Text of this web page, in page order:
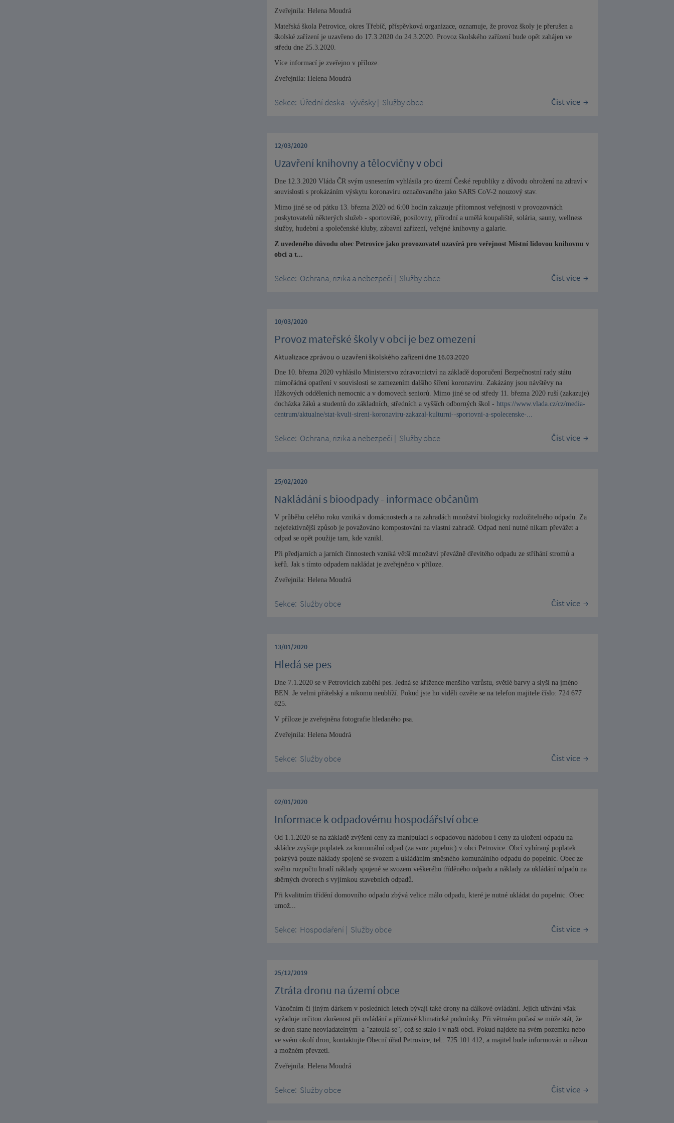
Zveřejnila: Helena Moudrá
Mateřská škola Petrovice, okres Třebíč, příspěvková organizace, oznamuje, že provoz školy je přerušen a
školské zařízení je uzavřeno do 17.3.2020 do 24.3.2020. Provoz školského zařízení bude opět zahájen ve
středu dne 25.3.2020.
Více informací je zveřejno v příloze.
Zveřejnila: Helena Moudrá
Sekce: Úřední deska - vývěsky| Služby obce Číst více
12/03/2020
Uzavření knihovny a tělocvičny v obci
Dne 12.3.2020 Vláda ČR svým usnesením vyhlásila pro území České republiky z důvodu ohrožení na zdraví v
souvislosti s prokázáním výskytu koronaviru označovaného jako SARS CoV-2 nouzový stav.
Mimo jiné se od pátku 13. března 2020 od 6:00 hodin zakazuje přítomnost veřejnosti v provozovnách
poskytovatelů některých služeb - sportoviště, posilovny, přírodní a umělá koupaliště, solária, sauny, wellness
služby, hudební a společenské kluby, zábavní zařízení, veřejné knihovny a galarie.
Z uvedeného důvodu obec Petrovice jako provozovatel uzavírá pro veřejnost Místní lidovou knihovnu v
obci a t...
Sekce: Ochrana, rizika a nebezpečí | Služby obce Číst více
10/03/2020
Provoz mateřské školy v obci je bez omezení
Aktualizace zprávou o uzavření školského zařízení dne 16.03.2020
Dne 10. března 2020 vyhlásilo Ministerstvo zdravotnictví na základě doporučení Bezpečnostní rady státu
mimořádná opatření v souvislosti se zamezením dalšího šíření koronaviru. Zakázány jsou návštěvy na
lůžkových odděleních nemocnic a v domovech seniorů. Mimo jiné se od středy 11. března 2020 ruší (zakazuje)
docházka žáků a studentů do základních, středních a vyšších odborných škol - https://www.vlada.cz/cz/media-
centrum/aktualne/stat-kvuli-sireni-koronaviru-zakazal-kulturni--sportovni-a-spolecenske-...
Sekce: Ochrana, rizika a nebezpečí | Služby obce Číst více
25/02/2020
Nakládání s bioodpady - informace občanům
V průběhu celého roku vzniká v domácnostech a na zahradách množství biologicky rozložitelného odpadu. Za
nejefektivnější způsob je považováno kompostování na vlastní zahradě. Odpad není nutné nikam převážet a
odpad se opět použije tam, kde vznikl.
Při předjarních a jarních činnostech vzniká větší množství převážně dřevitého odpadu ze stříhání stromů a
keřů. Jak s tímto odpadem nakládat je zveřejněno v příloze.
Zveřejnila: Helena Moudrá
Sekce: Služby obce Číst více
13/01/2020
Hledá se pes
Dne 7.1.2020 se v Petrovicích zaběhl pes. Jedná se křížence menšího vzrůstu, světlé barvy a slyší na jméno
BEN. Je velmi přátelský a nikomu neublíží. Pokud jste ho viděli ozvěte se na telefon majitele číslo: 724 677
825.
V příloze je zveřejněna fotografie hledaného psa.
Zveřejnila: Helena Moudrá
Sekce: Služby obce Číst více
02/01/2020
Informace k odpadovému hospodářství obce
Od 1.1.2020 se na základě zvýšení ceny za manipulaci s odpadovou nádobou i ceny za uložení odpadu na
skládce zvyšuje poplatek za komunální odpad (za svoz popelnic) v obci Petrovice. Obcí vybíraný poplatek
pokrývá pouze náklady spojené se svozem a ukládáním směsného komunálního odpadu do popelnic. Obec ze
svého rozpočtu hradí náklady spojené se svozem veškerého tříděného odpadu a náklady za ukládání odpadů na
sběrných dvorech s vyjímkou stavebních odpadů.
Při kvalitním třídění domovního odpadu zbývá velice málo odpadu, které je nutné ukládat do popelnic. Obec
umož...
Sekce: Hospodaření | Služby obce Číst více
25/12/2019
Ztráta dronu na území obce
Vánočním či jiným dárkem v posledních letech bývají také drony na dálkové ovládání. Jejich užívání však
vyžaduje určitou zkušenost při ovládání a příznivé klimatické podmínky. Při větrném počasí se může stát, že
se dron stane neovladatelným a "zatoulá se", což se stalo i v naší obci. Pokud najdete na svém pozemku nebo
ve svém okolí dron, kontaktujte Obecní úřad Petrovice, tel.: 725 101 412, a majitel bude informován o nálezu
a možném převzetí.
Zveřejnila: Helena Moudrá
Sekce: Služby obce Číst více